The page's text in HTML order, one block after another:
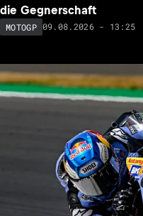
die Gegnerschaft
MOTOGP 09.08.2026 - 13:25